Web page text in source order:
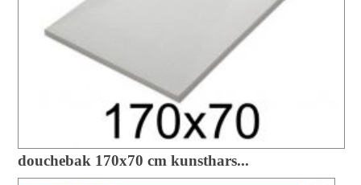
douchebak 170x70 cm kunsthars...